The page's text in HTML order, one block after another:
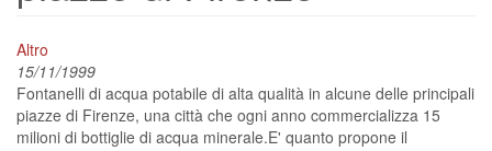
Altro
15/11/1999
Fontanelli di acqua potabile di alta qualità in alcune delle principali
piazze di Firenze, una città che ogni anno commercializza 15
milioni di bottiglie di acqua minerale.E' quanto propone il